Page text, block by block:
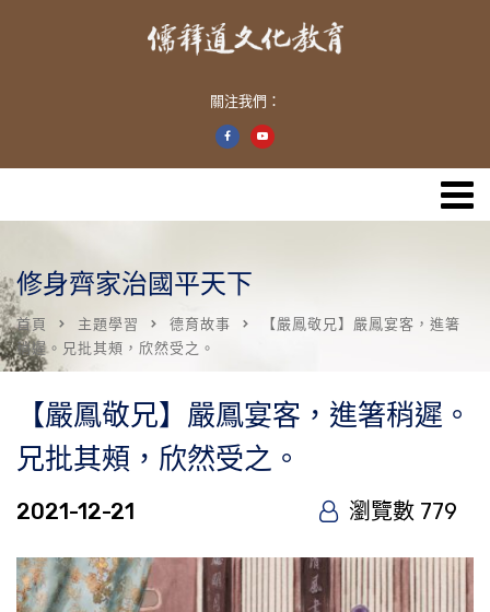
關注我們：
修身齊家治國平天下
首頁 主題學習 德育故事
【嚴鳳敬兄】嚴鳳宴客，進箸
稍遲。兄批其頰，欣然受之。
【嚴鳳敬兄】嚴鳳宴客，進箸稍遲。
兄批其頰，欣然受之。
2021-12-21 瀏覽數 779